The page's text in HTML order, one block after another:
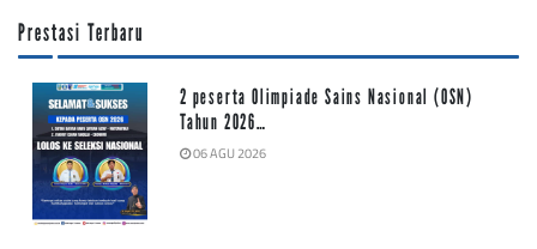
Prestasi Terbaru
2 peserta Olimpiade Sains Nasional (OSN)
Tahun 2026…
06 AGU 2026